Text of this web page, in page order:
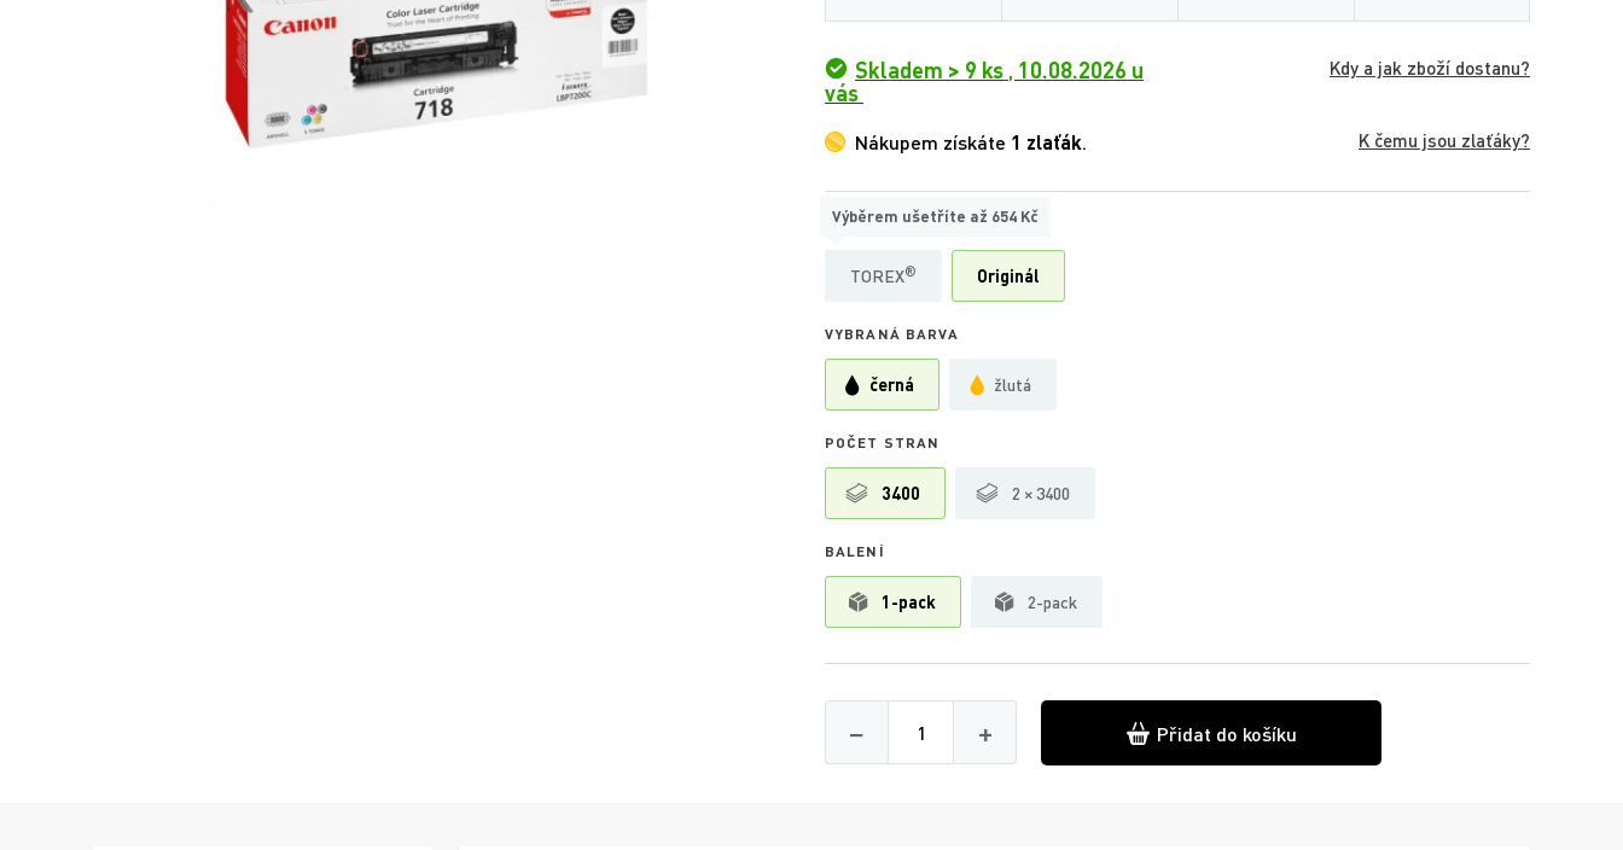
Skladem > 9 ks , 10.08.2026 u
vás
Kdy a jak zboží dostanu?
Nákupem získáte 1 zlaťák. K čemu jsou zlaťáky?
TYP
TOREX®
Výběrem ušetříte až 654 Kč
Originál
VYBRANÁ BARVA
černá žlutá
POČET STRAN
3400 2 × 3400
BALENÍ
1-pack 2-pack
−
Množství
+ Přidat do košíku